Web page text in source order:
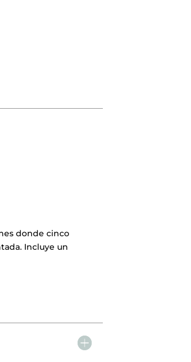
donde cinco
Incluye un